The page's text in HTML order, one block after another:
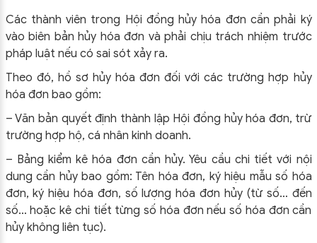
Các thành viên trong Hội đồng hủy hóa đơn cần phải ký
vào biên bản hủy hóa đơn và phải chịu trách nhiệm trước
pháp luật nếu có sai sót xảy ra.
Theo đó, hồ sơ hủy hóa đơn đối với các trường hợp hủy
hóa đơn bao gồm:
– Văn bản quyết định thành lập Hội đồng hủy hóa đơn, trừ
trường hợp hộ, cá nhân kinh doanh.
– Bảng kiểm kê hóa đơn cần hủy. Yêu cầu chi tiết với nội
dung cần hủy bao gồm: Tên hóa đơn, ký hiệu mẫu số hóa
đơn, ký hiệu hóa đơn, số lượng hóa đơn hủy (từ số… đến
số… hoặc kê chi tiết từng số hóa đơn nếu số hóa đơn cần
hủy không liên tục).